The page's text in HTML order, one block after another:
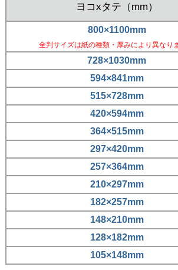
ヨコxタテ（mm）
800×1100mm
全判サイズは紙の種類・厚みにより異なり
728×1030mm
594×841mm
515×728mm
420×594mm
364×515mm
297×420mm
257×364mm
210×297mm
182×257mm
148×210mm
128×182mm
105×148mm